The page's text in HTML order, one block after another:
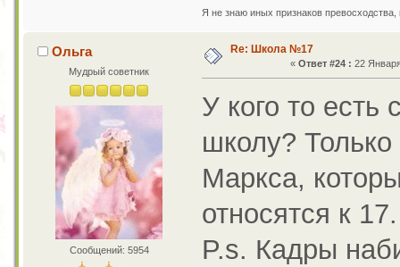
Я не знаю иных признаков
Ольга
Мудрый советник
Сообщений: 5954
Re: Школа №17
« Ответ #24 : 22
У кого то
школу?
Маркса,
относятся к 17.
P.s. Кадры